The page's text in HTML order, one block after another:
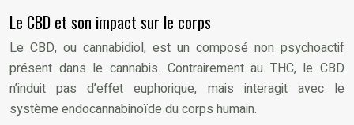
Le CBD et son impact sur le corps
Le CBD, ou cannabidiol, est un composé non psychoactif
présent dans le cannabis. Contrairement au THC, le CBD
n’induit pas d’effet euphorique, mais interagit avec le
système endocannabinoïde du corps humain.